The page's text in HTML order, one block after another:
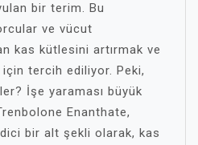
bir terim. Bu
ve vücut
kas kütlesini artırmak ve
için tercih ediliyor. Peki,
İşe yaraması büyük
Enanthate,
bir alt şekli olarak, kas